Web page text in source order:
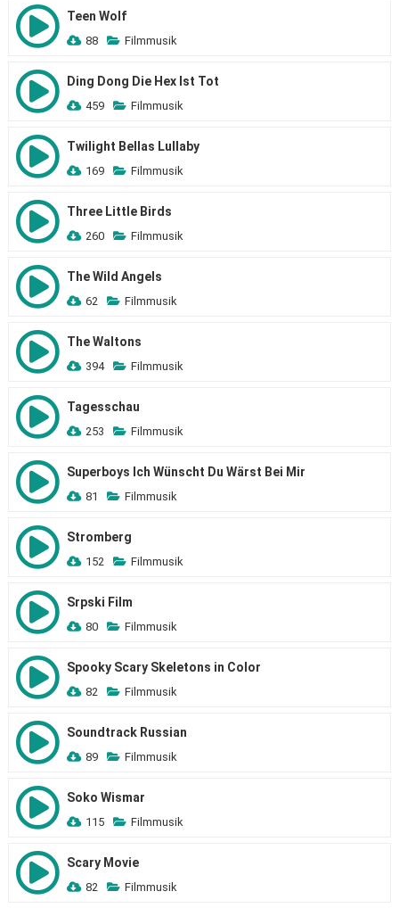
Teen Wolf
88 Filmmusik
Ding Dong Die Hex Ist Tot
459 Filmmusik
Twilight Bellas Lullaby
169 Filmmusik
Three Little Birds
260 Filmmusik
The Wild Angels
62 Filmmusik
The Waltons
394 Filmmusik
Tagesschau
253 Filmmusik
Superboys Ich Wünscht Du Wärst Bei Mir
81 Filmmusik
Stromberg
152 Filmmusik
Srpski Film
80 Filmmusik
Spooky Scary Skeletons in Color
82 Filmmusik
Soundtrack Russian
89 Filmmusik
Soko Wismar
115 Filmmusik
Scary Movie
82 Filmmusik